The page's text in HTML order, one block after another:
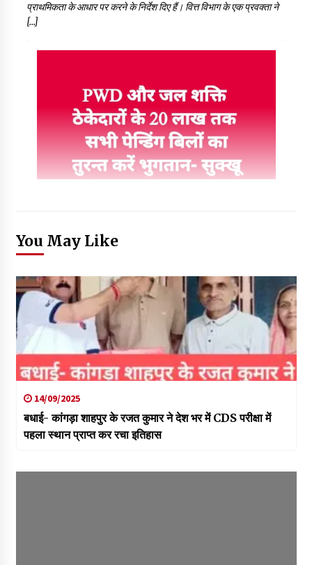
प्राथमिकता के आधार पर करने के निर्देश दिए हैं। वित्त विभाग के एक प्रवक्ता ने
[…]
You May Like
14/09/2025
बधाई- कांगड़ा शाहपुर के रजत कुमार ने देश भर में CDS परीक्षा में
पहला स्थान प्राप्त कर रचा इतिहास